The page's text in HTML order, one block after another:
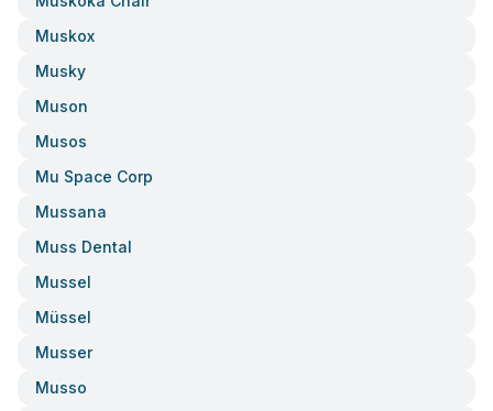
Muskox
Musky
Muson
Musos
Mu Space Corp
Mussana
Muss Dental
Mussel
Müssel
Musser
Musso